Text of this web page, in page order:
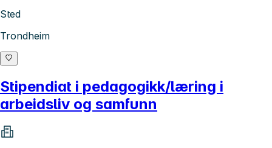
Sted
Trondheim
Stipendiat i pedagogikk/læring i
arbeidsliv og samfunn